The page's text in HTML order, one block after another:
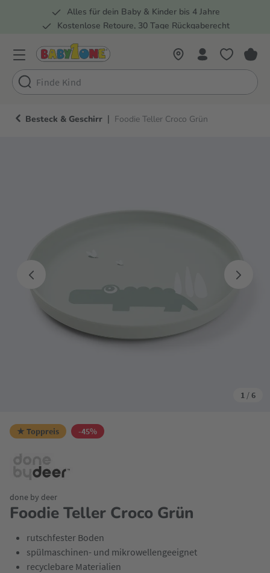
Zur Hauptnavigation springen
Alles für dein Baby & Kinder bis 4 Jahre
Kostenlose Retoure, 30 Tage Rückgaberecht
Besteck & Geschirr | Foodie Teller Croco Grün
1 /6
★ Toppreis -45%
Foodie Teller Croco Grün
done by deer
rutschfester Boden
spülmaschinen- und mikrowellengeeignet
recyclebare Materialien